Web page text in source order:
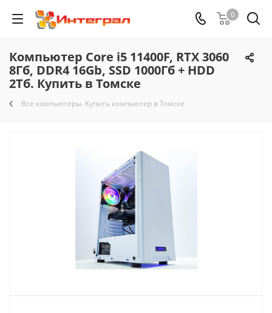
0
Компьютер Core i5 11400F, RTX 3060
8Гб, DDR4 16Gb, SSD 1000Гб + HDD
2Тб. Купить в Томске
Все компьютеры. Купить компьютер в Томске